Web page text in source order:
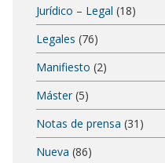
Jurídico – Legal (18)
Legales (76)
Manifiesto (2)
Máster (5)
Notas de prensa (31)
Nueva (86)